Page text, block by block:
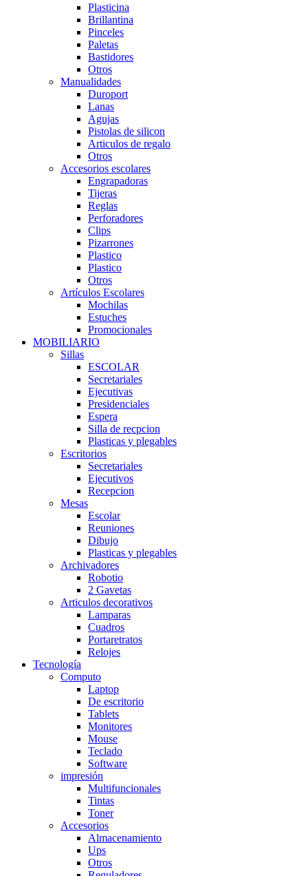
Plasticina
Brillantina
Pinceles
Paletas
Bastidores
Otros
Manualidades
Duroport
Lanas
Agujas
Pistolas de silicon
Articulos de regalo
Otros
Accesorios escolares
Engrapadoras
Tijeras
Reglas
Perforadores
Clips
Pizarrones
Plastico
Plastico
Otros
Artículos Escolares
Mochilas
Estuches
Promocionales
MOBILIARIO
Sillas
ESCOLAR
Secretariales
Ejecutivas
Presidenciales
Espera
Silla de recpcion
Plasticas y plegables
Escritorios
Secretariales
Ejecutivos
Recepcion
Mesas
Escolar
Reuniones
Dibujo
Plasticas y plegables
Archivadores
Robotio
2 Gavetas
Articulos decorativos
Lamparas
Cuadros
Portaretratos
Relojes
Tecnología
Computo
Laptop
De escritorio
Tablets
Monitores
Mouse
Teclado
Software
impresión
Multifuncionales
Tintas
Toner
Accesorios
Almacenamiento
Ups
Otros